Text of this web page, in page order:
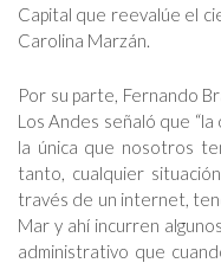
Capital que reevalúe el
Carolina Marzán.
Por su parte, Fernando
Los Andes señaló que
la única que nosotros
tanto, cualquier
través de un internet,
Mar y ahí incurren
administrativo que